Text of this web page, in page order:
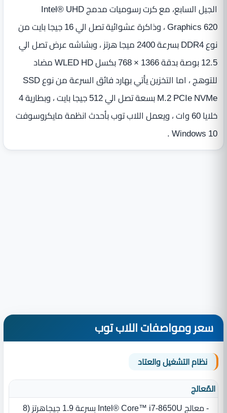
الجيل السابع، مع كرت رسوميات مدمج Intel® UHD
Graphics 620 ، وذاكرة عشوائية تصل الي 16 جيجا بايت من
نوع DDR4 بسرعة 2400 ميجا هرتز ، وبشاشه عرض تصل الي
12.5 بوصة بدقة 1366 × 768 بكسل WLED HD مضاد
للتوهج ، اما التخزين يأتي بهارد فائق السرعة من نوع SSD
M.2 PCIe NVMe بسعة تصل الي 512 جيجا بايت ، وبطارية 4
خلايا 60 وات ، ويعمل اللاب توب بأحدث انظمة مايكروسوفت
Windows 10 .
سعر ومواصفات اللاب توب
نظام التشغيل والعتاد
المٌعالج
- معالج Intel® Core™ i7-8650U بسرعة 1.9 جيجاهرتز ‏(‏8